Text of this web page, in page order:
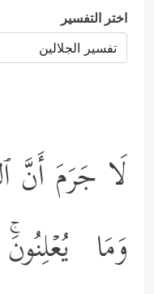
اختر التفسير
لَا جَرَمَ أَنَّ
وَمَا